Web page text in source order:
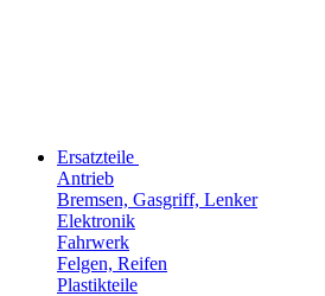
Ersatzteile
Antrieb
Bremsen, Gasgriff, Lenker
Elektronik
Fahrwerk
Felgen, Reifen
Plastikteile